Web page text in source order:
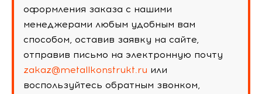
оформления заказа с нашими
менеджерами любым удобным вам
способом, оставив заявку на сайте,
отправив письмо на электронную почту
zakaz@metallkonstrukt.ru или
воспользуйтесь обратным звонком,